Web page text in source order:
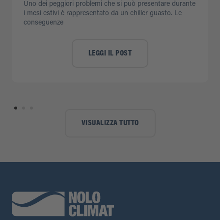
Uno dei peggiori problemi che si può presentare durante
i mesi estivi è rappresentato da un chiller guasto. Le
conseguenze
LEGGI IL POST
VISUALIZZA TUTTO